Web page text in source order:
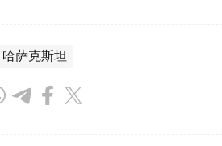
哈萨克斯坦